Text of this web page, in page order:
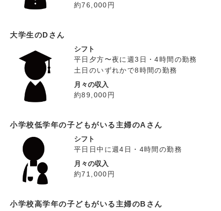
約76,000円
大学生のDさん
シフト
平日夕方〜夜に週3日・4時間の勤務
土日のいずれかで8時間の勤務
月々の収入
約89,000円
小学校低学年の子どもがいる主婦のAさん
シフト
平日日中に週4日・4時間の勤務
月々の収入
約71,000円
小学校高学年の子どもがいる主婦のBさん